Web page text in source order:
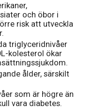
och öbor i
risk att utveckla
triglyceridnivåer
kolesterol ökar
ålder, särskilt
som är högre än
vara diabetes.